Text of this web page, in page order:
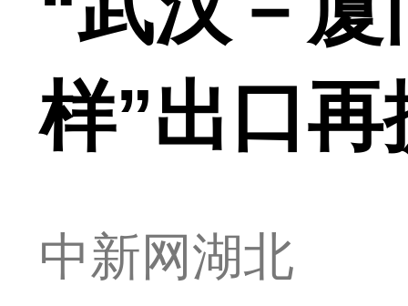
样”出口再
中新网湖北